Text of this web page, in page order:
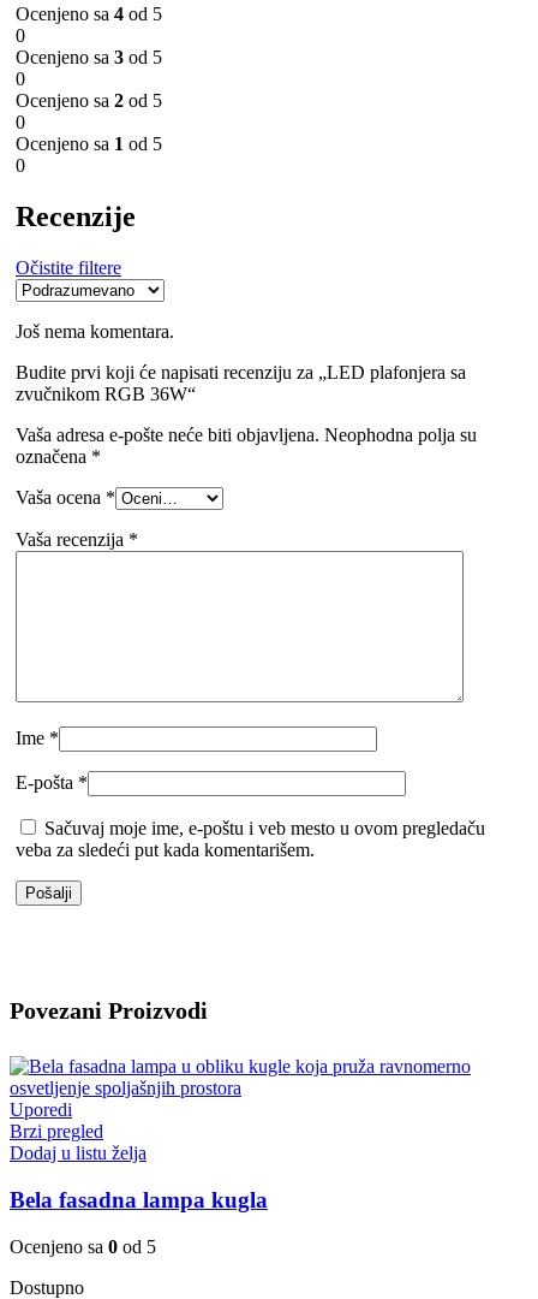
Ocenjeno sa 4 od 5
0
Ocenjeno sa 3 od 5
0
Ocenjeno sa 2 od 5
0
Ocenjeno sa 1 od 5
0
Recenzije
Očistite filtere
Još nema komentara.
Budite prvi koji će napisati recenziju za „LED plafonjera sa
zvučnikom RGB 36W“
Vaša adresa e-pošte neće biti objavljena. Neophodna polja su
označena *
Vaša ocena *
Vaša recenzija *
Ime *
E-pošta *
Sačuvaj moje ime, e-poštu i veb mesto u ovom pregledaču
veba za sledeći put kada komentarišem.
Povezani Proizvodi
Uporedi
Brzi pregled
Dodaj u listu želja
Bela fasadna lampa kugla
Ocenjeno sa 0 od 5
Dostupno